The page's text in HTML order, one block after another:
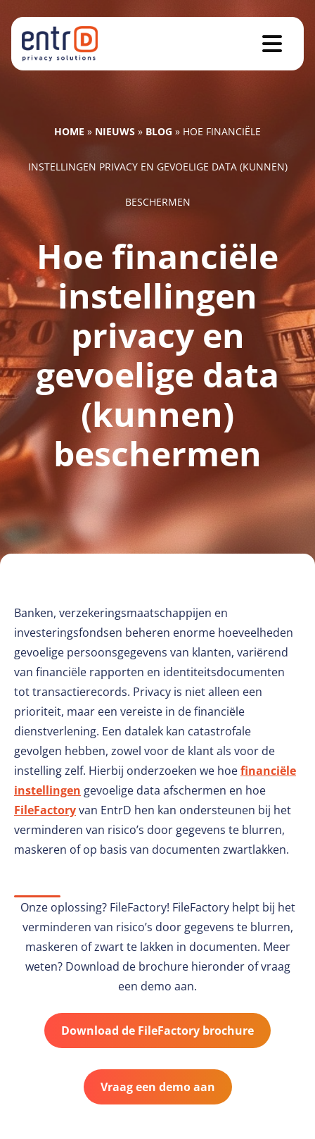
HOME » NIEUWS » BLOG » HOE FINANCIËLE
INSTELLINGEN PRIVACY EN GEVOELIGE DATA (KUNNEN)
BESCHERMEN
Hoe financiële
instellingen
privacy en
gevoelige data
(kunnen)
beschermen
Banken, verzekeringsmaatschappijen en
investeringsfondsen beheren enorme hoeveelheden
gevoelige persoonsgegevens van klanten, variërend
van financiële rapporten en identiteitsdocumenten
tot transactierecords. Privacy is niet alleen een
prioriteit, maar een vereiste in de financiële
dienstverlening. Een datalek kan catastrofale
gevolgen hebben, zowel voor de klant als voor de
instelling zelf. Hierbij onderzoeken we hoefinanciële
instellingen gevoelige data afschermen en hoe
FileFactoryvan EntrD hen kan ondersteunen bij het
verminderen van risico’s door gegevens te blurren,
maskeren of op basis van documenten zwartlakken.
Onze oplossing? FileFactory! FileFactory helpt bij het
verminderen van risico’s door gegevens te blurren,
maskeren of zwart te lakken in documenten. Meer
weten? Download de brochure hieronder of vraag
een demo aan.
Download de FileFactory brochure
Vraag een demo aan